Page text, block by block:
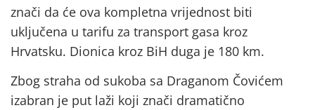
znači da će ova kompletna vrijednost biti
uključena u tarifu za transport gasa kroz
Hrvatsku. Dionica kroz BiH duga je 180 km.
Zbog straha od sukoba sa Draganom Čovićem
izabran je put laži koji znači dramatično